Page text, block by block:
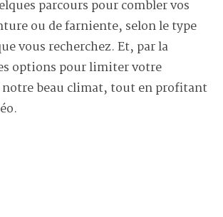
parcours pour combler vos
ou de farniente, selon le type
vous recherchez. Et, par la
options pour limiter votre
beau climat, tout en profitant